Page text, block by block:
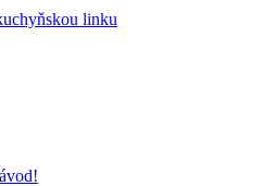
linku